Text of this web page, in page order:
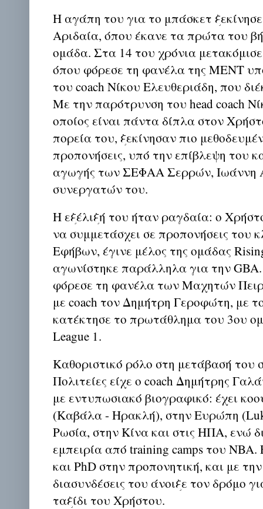
Η αγάπη του για το μπάσκετ
Αριδαία, όπου έκανε τα πρώτα του
ομάδα. Στα 14 του χρόνια
όπου φόρεσε τη φανέλα της ΜΕΝΤ
του coach Νίκου Ελευθεριάδη, που
Με την παρότρυνση του head coach
οποίος είναι πάντα δίπλα στον
πορεία του, ξεκίνησαν πιο
προπονήσεις, υπό την επίβλεψη του
αγωγής των ΣΕΦΑΑ Σερρών, Ιωάννη
συνεργατών του.
Η εξέλιξή του ήταν ραγδαία: ο
να συμμετάσχει σε προπονήσεις του
Εφήβων, έγινε μέλος της ομάδας
αγωνίστηκε παράλληλα για την
φόρεσε τη φανέλα των Μαχητών
με coach τον Δημήτρη Γεροφώτη, με
κατέκτησε το πρωτάθλημα του 3ου
League 1.
Καθοριστικό ρόλο στη μετάβασή του
Πολιτείες είχε ο coach Δημήτρης
με εντυπωσιακό βιογραφικό: έχει
(Καβάλα - Ηρακλή), στην Ευρώπη
Ρωσία, στην Κίνα και στις ΗΠΑ, ενώ
εμπειρία από training camps του NBA.
και PhD στην προπονητική, και με
διασυνδέσεις του άνοιξε τον δρόμο
ταξίδι του Χρήστου.